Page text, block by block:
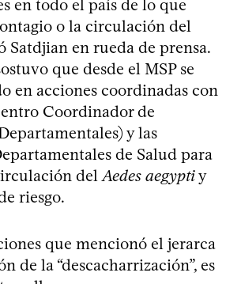
en todo el país de lo que
o la circulación del
Satdjian en rueda de prensa.
que desde el MSP se
en acciones coordinadas con
Coordinador de
y las
de Salud para
del Aedes aegyptiy
riesgo.
que mencionó el jerarca
de la “descacharrización”, es